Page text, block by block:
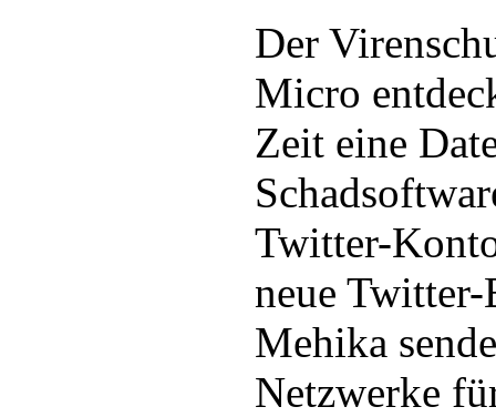
Der
Micro
Zeit eine
Twitter-
neue Twitter-
Mehika
Netzwerke